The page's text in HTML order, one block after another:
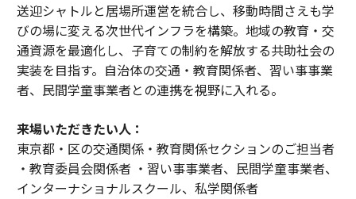
送迎シャトルと居場所運営を統合し、移動時間さえも学
びの場に変える次世代インフラを構築。地域の教育・交
通資源を最適化し、子育ての制約を解放する共助社会の
実装を目指す。自治体の交通・教育関係者、習い事事業
者、民間学童事業者との連携を視野に入れる。
来場いただきたい人：
東京都・区の交通関係・教育関係セクションのご担当者
・教育委員会関係者 ・習い事事業者、民間学童事業者、
インターナショナルスクール、私学関係者